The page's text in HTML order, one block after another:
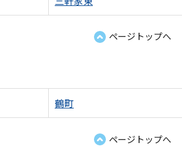
ページトップへ
鶴町
ページトップへ